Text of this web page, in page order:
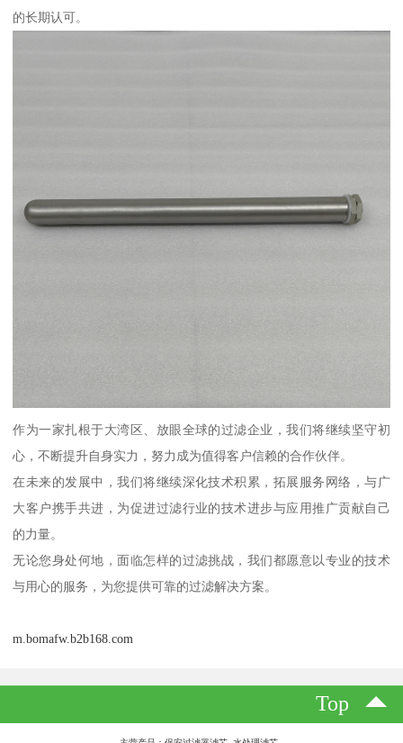
的长期认可。
作为一家扎根于大湾区、放眼全球的过滤企业，我们将继续坚守初
心，不断提升自身实力，努力成为值得客户信赖的合作伙伴。
在未来的发展中，我们将继续深化技术积累，拓展服务网络，与广
大客户携手共进，为促进过滤行业的技术进步与应用推广贡献自己
的力量。
无论您身处何地，面临怎样的过滤挑战，我们都愿意以专业的技术
与用心的服务，为您提供可靠的过滤解决方案。
m.bomafw.b2b168.com
Top